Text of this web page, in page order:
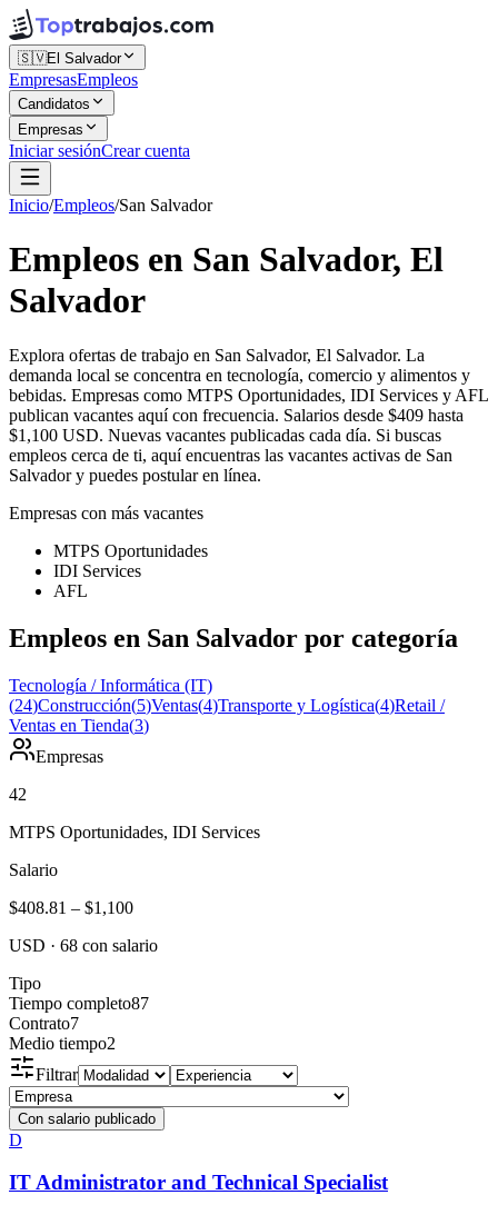
🇸🇻El Salvador
EmpresasEmpleos
Candidatos
Empresas
Iniciar sesiónCrear cuenta
Inicio/Empleos/San Salvador
Empleos en San Salvador, El
Salvador
Explora ofertas de trabajo en San Salvador, El Salvador. La
demanda local se concentra en tecnología, comercio y alimentos y
bebidas. Empresas como MTPS Oportunidades, IDI Services y AFL
publican vacantes aquí con frecuencia. Salarios desde $409 hasta
$1,100 USD. Nuevas vacantes publicadas cada día. Si buscas
empleos cerca de ti, aquí encuentras las vacantes activas de San
Salvador y puedes postular en línea.
Empresas con más vacantes
MTPS Oportunidades
IDI Services
AFL
Empleos en San Salvador por categoría
Tecnología / Informática (IT)
(24)Construcción(5)Ventas(4)Transporte y Logística(4)Retail /
Ventas en Tienda(3)
Empresas
42
MTPS Oportunidades, IDI Services
Salario
$408.81 – $1,100
USD · 68 con salario
Tipo
Tiempo completo87
Contrato7
Medio tiempo2
Filtrar
Con salario publicado
D
IT Administrator and Technical Specialist